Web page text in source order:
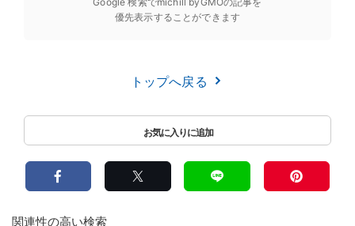
優先表示することができます
トップへ戻る